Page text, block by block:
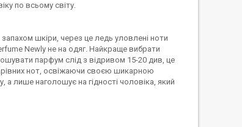
по всьому світу.
шкіри, через це ледь уловлені ноти
Newly не на одяг. Найкраще вибрати
парфум слід з відривом 15-20 див, це
нот, освіжаючи своєю шикарною
лише наголошує на гідності чоловіка, який